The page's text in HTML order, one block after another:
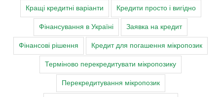
Кращі кредитні варіанти Кредити просто і вигідно
Фінансування в Україні Заявка на кредит
Фінансові рішення Кредит для погашення мікропозик
Терміново перекредитувати мікропозику
Перекредитування мікропозик